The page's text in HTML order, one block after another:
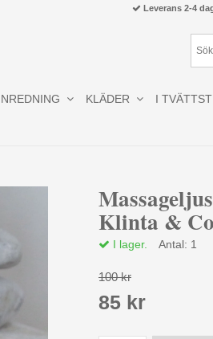
Klinta & Co
I lager. Antal: 1
100 kr
85 kr
Leverans 2-4
KLÄDER I